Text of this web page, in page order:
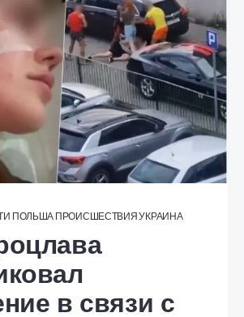
ПОЛЬША ПРОИСШЕСТВИЯ УКРАИНА
в связи с